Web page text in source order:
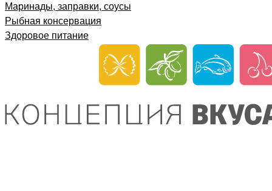
Маринады, заправки, соусы
Рыбная консервация
Здоровое питание